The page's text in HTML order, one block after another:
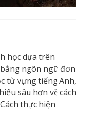
học dựa trên
ngôn ngữ đơn
từ vựng tiếng Anh,
sâu hơn về cách
thực hiện